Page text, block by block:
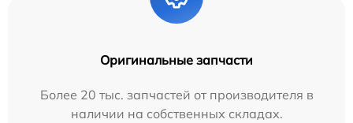
Оригинальные запчасти
Более 20 тыс. запчастей от производителя в
наличии на собственных складах.